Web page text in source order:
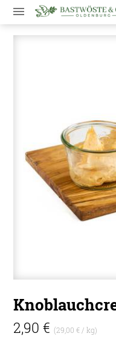
2,90 €(29,00 € / kg)